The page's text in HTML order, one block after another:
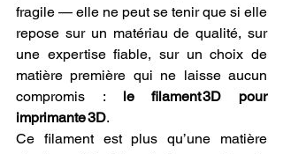
fragile — elle ne peut se tenir que si elle
repose sur un matériau de qualité, sur
une expertise fiable, sur un choix de
matière première qui ne laisse aucun
compromis : le filament 3D pour
imprimante 3D.
Ce filament est plus qu’une matière